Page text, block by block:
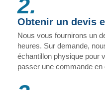
2.
Obtenir un devis
Nous vous fournirons un
heures. Sur demande,
échantillon physique pour
passer une commande en